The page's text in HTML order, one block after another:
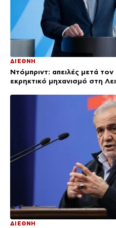
ΔΙΕΘΝΗ
Ντόμπριντ: απειλές μετά
εκρηκτικό μηχανισμό στη
ΔΙΕΘΝΗ